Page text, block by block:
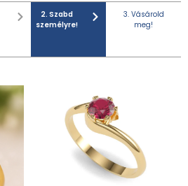
2. Szabd
személyre!
3. Vásárold
meg!